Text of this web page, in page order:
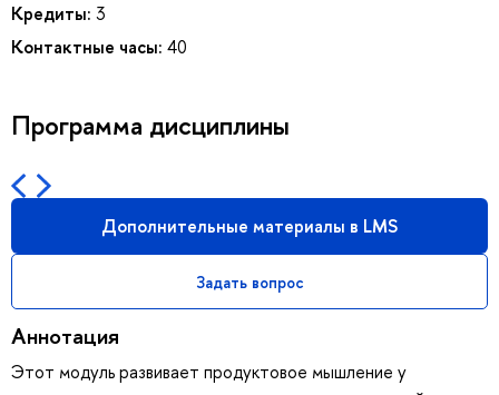
Кредиты: 3
Контактные часы: 40
Программа дисциплины
Дополнительные материалы в LMS
Задать вопрос
Аннотация
Этот модуль развивает продуктовое мышление у